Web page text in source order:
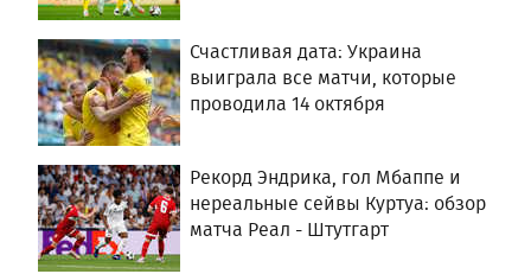
Счастливая дата: Украина
выиграла все матчи, которые
проводила 14 октября
Рекорд Эндрика, гол Мбаппе и
нереальные сейвы Куртуа: обзор
матча Реал - Штутгарт